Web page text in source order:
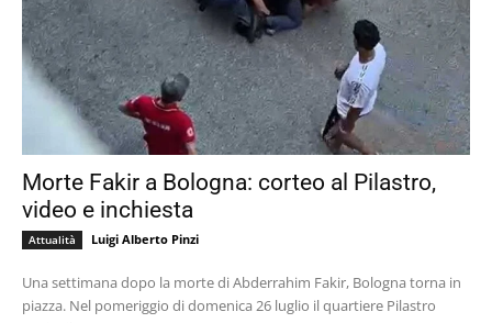
Morte Fakir a Bologna: corteo al Pilastro,
video e inchiesta
Attualità Luigi Alberto Pinzi
Una settimana dopo la morte di Abderrahim Fakir, Bologna torna in
piazza. Nel pomeriggio di domenica 26 luglio il quartiere Pilastro